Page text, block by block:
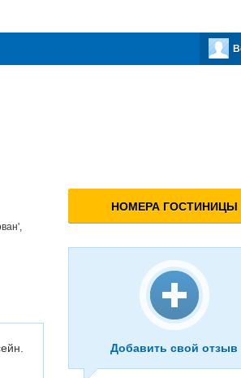
НОМЕРА ГОСТИНИЦЫ
Добавить свой отзыв